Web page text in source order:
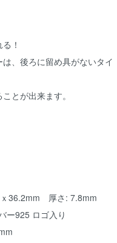
！
、後ろに留め具がないタイ
とが出来ます。
ｘ36.2mm 厚さ: 7.8mm
ー925 ロゴ入り